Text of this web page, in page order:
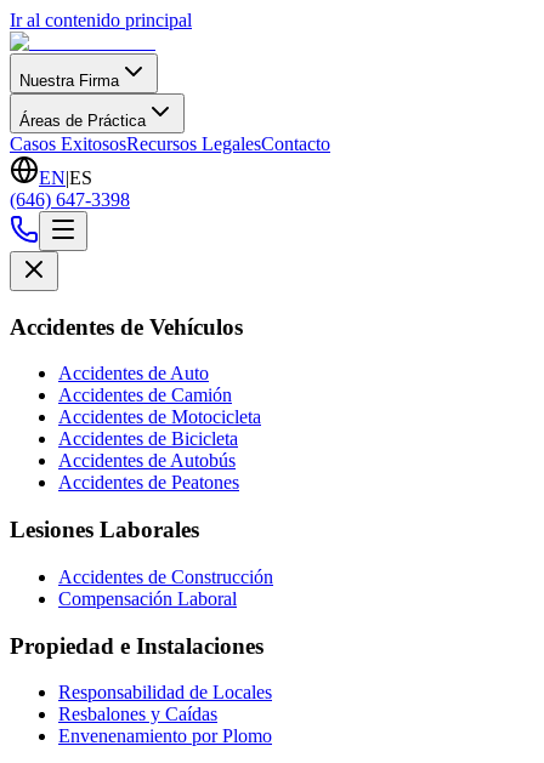
Ir al contenido principal
Nuestra Firma
Áreas de Práctica
Casos ExitososRecursos LegalesContacto
EN|ES
(646) 647-3398
Accidentes de Vehículos
Accidentes de Auto
Accidentes de Camión
Accidentes de Motocicleta
Accidentes de Bicicleta
Accidentes de Autobús
Accidentes de Peatones
Lesiones Laborales
Accidentes de Construcción
Compensación Laboral
Propiedad e Instalaciones
Responsabilidad de Locales
Resbalones y Caídas
Envenenamiento por Plomo